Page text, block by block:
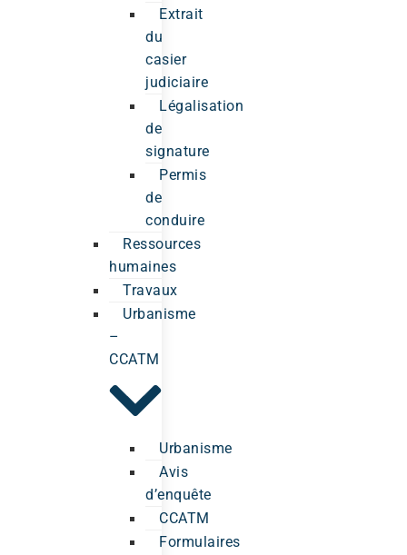
Extrait
du
casier
judiciaire
Légalisation
de
signature
Permis
de
conduire
Ressources
humaines
Travaux
Urbanisme
–
CCATM
Urbanisme
Avis
d’enquête
CCATM
Formulaires